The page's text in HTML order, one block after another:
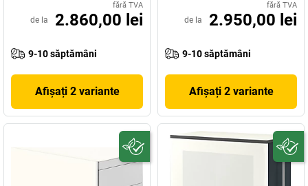
fără TVA
de la 2.860,00 lei
9-10 săptămâni
Afișați 2 variante
fără TVA
de la 2.950,00 lei
9-10 săptămâni
Afișați 2 variante